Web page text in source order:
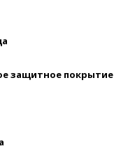
защитное покрытие